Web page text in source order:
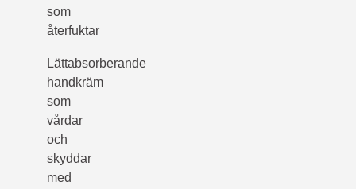
som
återfuktar
Lättabsorberande
handkräm
som
vårdar
och
skyddar
med